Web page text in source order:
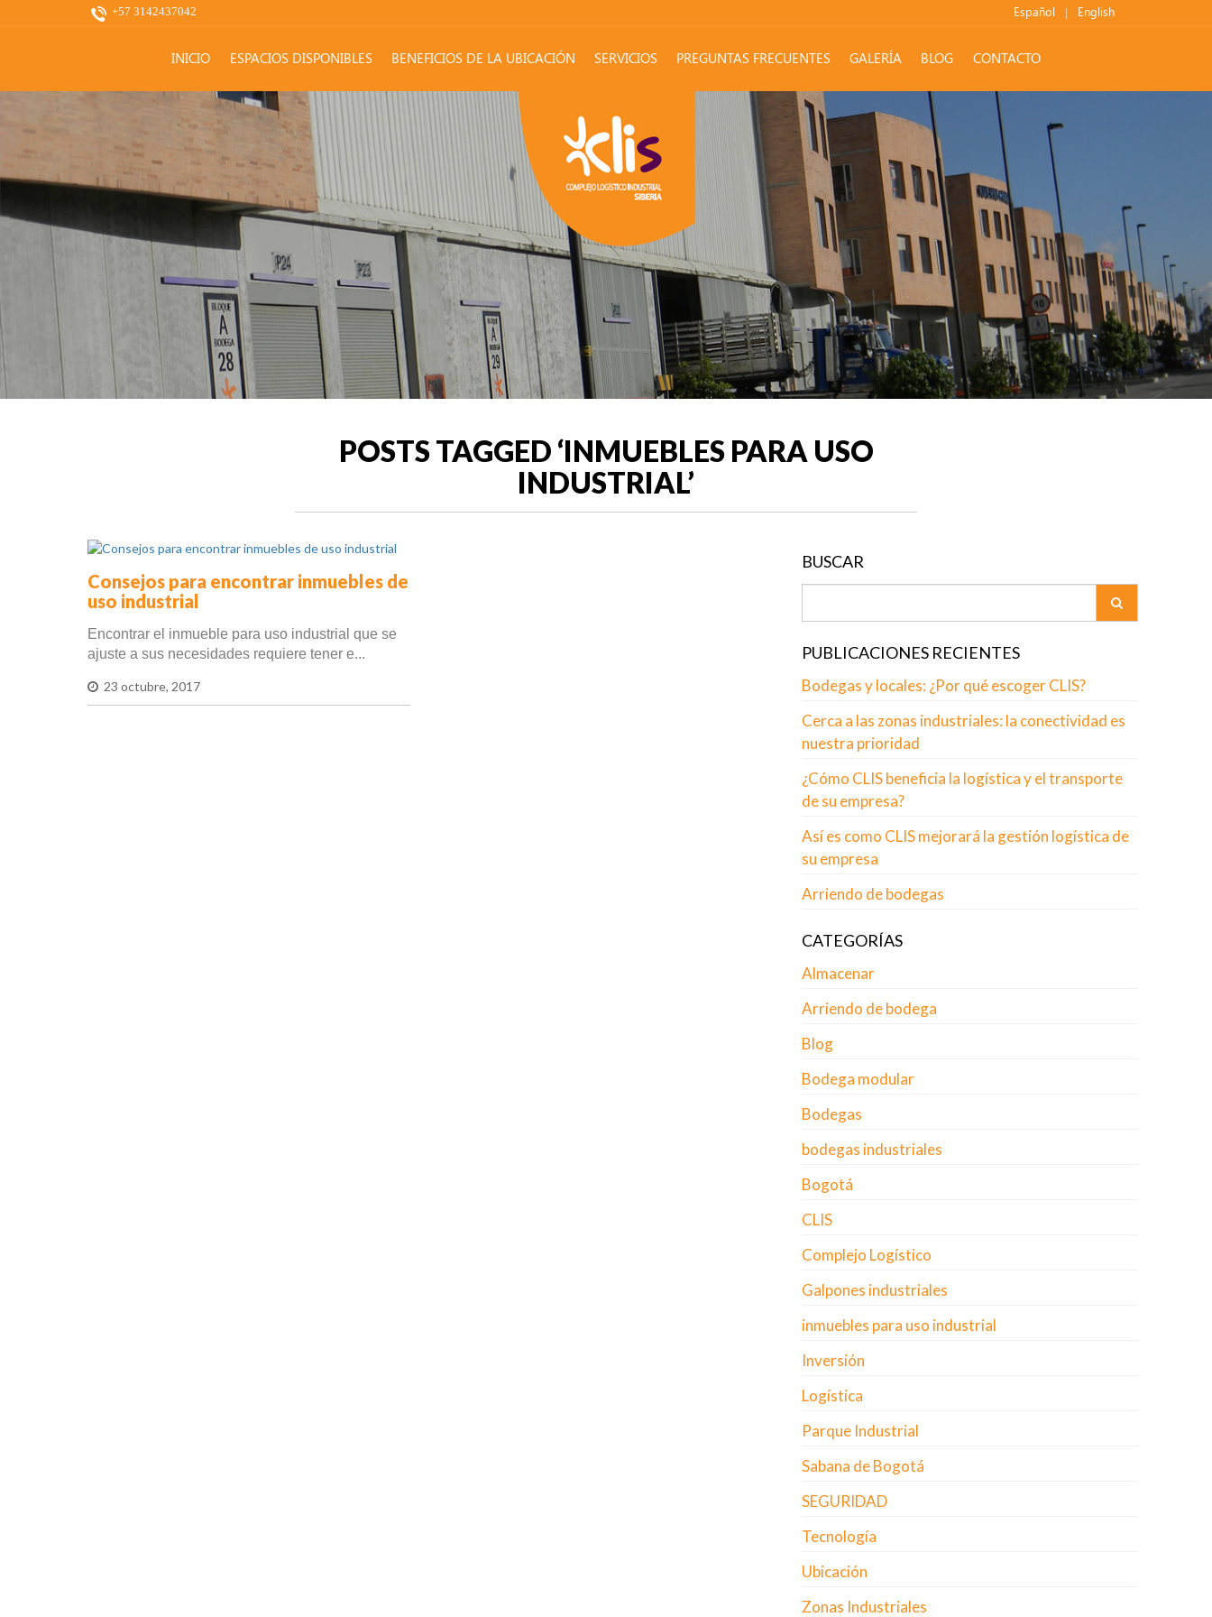
+57 3142437042 Español | English
INICIO ESPACIOS DISPONIBLES BENEFICIOS DE LA UBICACIÓN SERVICIOS PREGUNTAS FRECUENTES GALERÍA BLOG CONTACTO
POSTS TAGGED ‘INMUEBLES PARA USO
INDUSTRIAL’
Consejos para encontrar inmuebles de
uso industrial
Encontrar el inmueble para uso industrial que se
ajuste a sus necesidades requiere tener e...
23 octubre, 2017
BUSCAR
PUBLICACIONES RECIENTES
Bodegas y locales: ¿Por qué escoger CLIS?
Cerca a las zonas industriales: la conectividad es
nuestra prioridad
¿Cómo CLIS beneficia la logística y el transporte
de su empresa?
Así es como CLIS mejorará la gestión logística de
su empresa
Arriendo de bodegas
CATEGORÍAS
Almacenar
Arriendo de bodega
Blog
Bodega modular
Bodegas
bodegas industriales
Bogotá
CLIS
Complejo Logístico
Galpones industriales
inmuebles para uso industrial
Inversión
Logística
Parque Industrial
Sabana de Bogotá
SEGURIDAD
Tecnología
Ubicación
Zonas Industriales